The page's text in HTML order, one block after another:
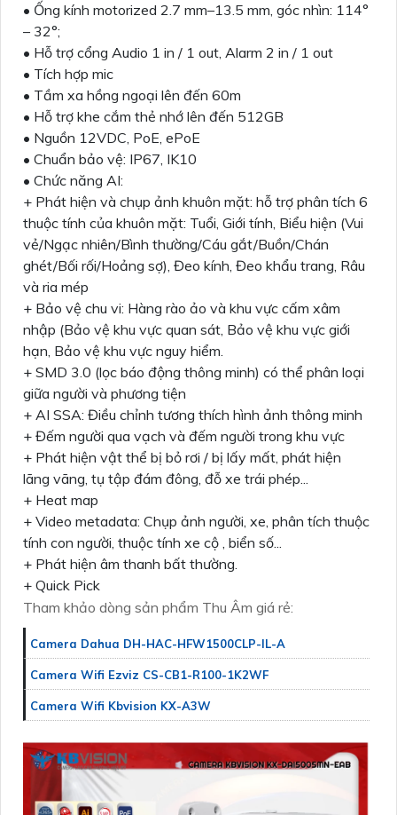
• Ống kính motorized 2.7 mm–13.5 mm, góc nhìn: 114°
– 32°;
• Hỗ trợ cổng Audio 1 in / 1 out, Alarm 2 in / 1 out
• Tích hợp mic
• Tầm xa hồng ngoại lên đến 60m
• Hỗ trợ khe cắm thẻ nhớ lên đến 512GB
• Nguồn 12VDC, PoE, ePoE
• Chuẩn bảo vệ: IP67, IK10
• Chức năng AI:
+ Phát hiện và chụp ảnh khuôn mặt: hỗ trợ phân tích 6
thuộc tính của khuôn mặt: Tuổi, Giới tính, Biểu hiện (Vui
vẻ/Ngạc nhiên/Bình thường/Cáu gắt/Buồn/Chán
ghét/Bối rối/Hoảng sợ), Đeo kính, Đeo khẩu trang, Râu
và ria mép
+ Bảo vệ chu vi: Hàng rào ảo và khu vực cấm xâm
nhập (Bảo vệ khu vực quan sát, Bảo vệ khu vực giới
hạn, Bảo vệ khu vực nguy hiểm.
+ SMD 3.0 (lọc báo động thông minh) có thể phân loại
giữa người và phương tiện
+ AI SSA: Điều chỉnh tương thích hình ảnh thông minh
+ Đếm người qua vạch và đếm người trong khu vực
+ Phát hiện vật thể bị bỏ rơi / bị lấy mất, phát hiện
lãng vãng, tụ tập đám đông, đỗ xe trái phép...
+ Heat map
+ Video metadata: Chụp ảnh người, xe, phân tích thuộc
tính con người, thuộc tính xe cộ , biển số...
+ Phát hiện âm thanh bất thường.
+ Quick Pick
Tham khảo dòng sản phẩm Thu Âm giá rẻ:
Camera Dahua DH-HAC-HFW1500CLP-IL-A
Camera Wifi Ezviz CS-CB1-R100-1K2WF
Camera Wifi Kbvision KX-A3W